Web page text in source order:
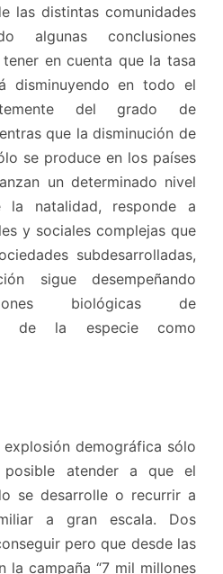
las distintas comunidades
algunas conclusiones
en cuenta que la tasa
disminuyendo en todo el
del grado de
que la disminución de
se produce en los países
un determinado nivel
natalidad, responde a
y sociales complejas que
subdesarrolladas,
sigue desempeñando
biológicas de
de la especie como
demográfica sólo
posible atender a que el
se desarrolle o recurrir a
a gran escala. Dos
pero que desde las
la campaña “7 mil millones